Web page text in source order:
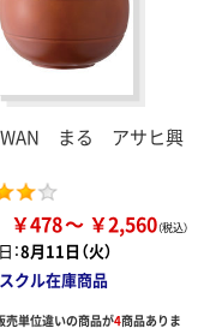
まる アサヒ興
￥478 ￥2,560
：8月11日（火）
クル在庫商品
売単位違いの商品が4商品ありま